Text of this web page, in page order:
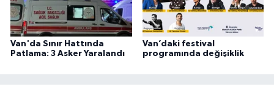
Van'da Sınır Hattında
Patlama: 3 Asker Yaralandı
Van’daki festival
programında değişiklik